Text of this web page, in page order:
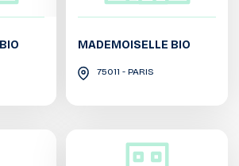
MADEMOISELLE BIO
75011 - PARIS